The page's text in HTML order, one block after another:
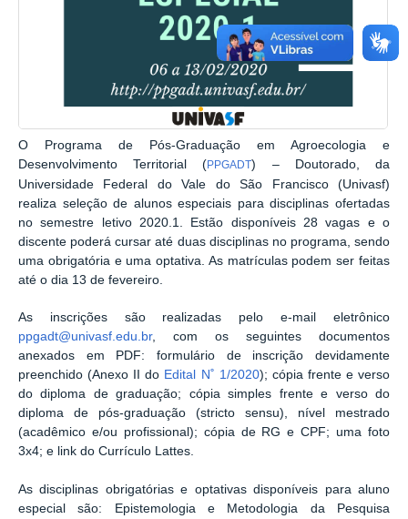
O Programa de Pós-Graduação em Agroecologia e
Desenvolvimento Territorial (PPGADT) – Doutorado, da
Universidade Federal do Vale do São Francisco (Univasf)
realiza seleção de alunos especiais para disciplinas ofertadas
no semestre letivo 2020.1. Estão disponíveis 28 vagas e o
discente poderá cursar até duas disciplinas no programa, sendo
uma obrigatória e uma optativa. As matrículas podem ser feitas
até o dia 13 de fevereiro.
As inscrições são realizadas pelo e-mail eletrônico
ppgadt@univasf.edu.br, com os seguintes documentos
anexados em PDF: formulário de inscrição devidamente
preenchido (Anexo II do Edital N˚ 1/2020); cópia frente e verso
do diploma de graduação; cópia simples frente e verso do
diploma de pós-graduação (stricto sensu), nível mestrado
(acadêmico e/ou profissional); cópia de RG e CPF; uma foto
3x4; e link do Currículo Lattes.
As disciplinas obrigatórias e optativas disponíveis para aluno
especial são: Epistemologia e Metodologia da Pesquisa